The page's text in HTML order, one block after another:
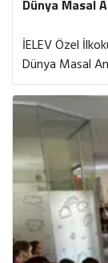
Dünya Masal
İELEV Özel
Dünya Masal
zamanda
anlatımıylabir
Bu kez
kapılan minik
kendini
çıktı. Masal
merakla
kanatlandırdılar.